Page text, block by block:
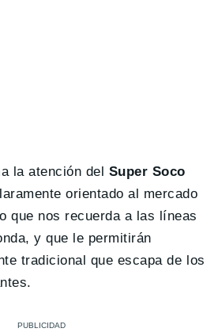
la atención del Super Soco
orientado al mercado
que nos recuerda a las líneas
y que le permitirán
tradicional que escapa de los